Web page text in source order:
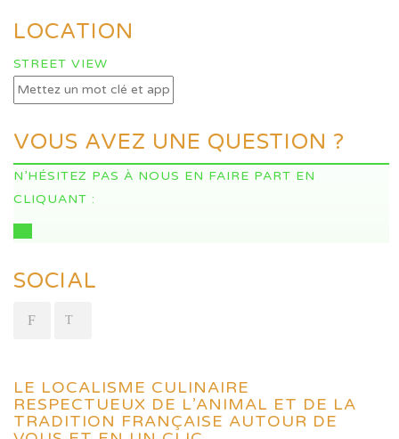
LOCATION
STREET VIEW
VOUS AVEZ UNE QUESTION ?
N’HÉSITEZ PAS À NOUS EN FAIRE PART EN
CLIQUANT :
SOCIAL
LE LOCALISME CULINAIRE
RESPECTUEUX DE L’ANIMAL ET DE LA
TRADITION FRANÇAISE AUTOUR DE